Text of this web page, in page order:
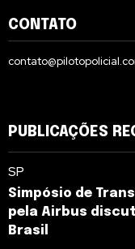
CONTATO
PUBLICAÇÕES
SP
Simpósio de
pela Airbus
Brasil